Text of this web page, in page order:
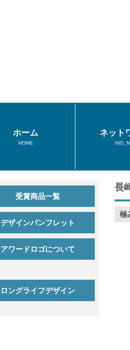
ホーム
HOME
ネット
長
極
受賞商品一覧
デザインパンフレット
アワードロゴについて
ロングライフデザイン